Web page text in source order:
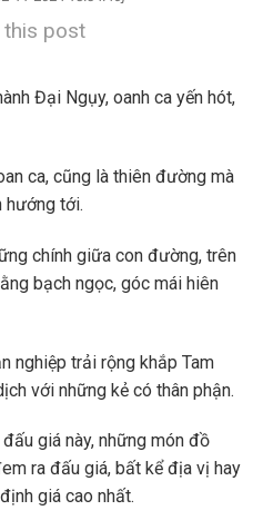
this post
Đại Ngụy, oanh ca yến hót,
ca, cũng là thiên đường mà
hướng tới.
chính giữa con đường, trên
bạch ngọc, góc mái hiên
nghiệp trải rộng khắp Tam
với những kẻ có thân phận.
giá này, những món đồ
ra đấu giá, bất kể địa vị hay
giá cao nhất.